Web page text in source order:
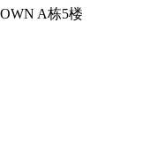
A栋5楼